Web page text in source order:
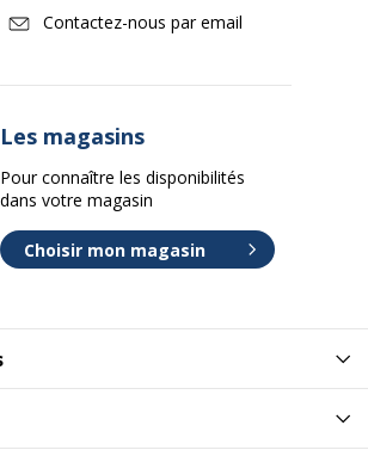
Contactez-nous par email
Les magasins
Pour connaître les disponibilités
dans votre magasin
Choisir mon magasin